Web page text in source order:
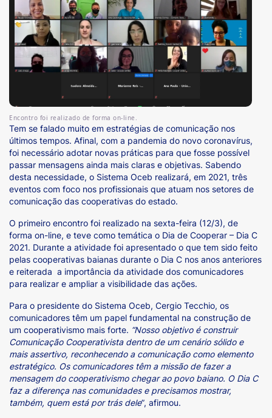
Encontro foi realizado de forma on-line.
Tem se falado muito em estratégias de comunicação nos
últimos tempos. Afinal, com a pandemia do novo coronavírus,
foi necessário adotar novas práticas para que fosse possível
passar mensagens ainda mais claras e objetivas. Sabendo
desta necessidade, o Sistema Oceb realizará, em 2021, três
eventos com foco nos profissionais que atuam nos setores de
comunicação das cooperativas do estado.
O primeiro encontro foi realizado na sexta-feira (12/3), de
forma on-line, e teve como temática o Dia de Cooperar – Dia C
2021. Durante a atividade foi apresentado o que tem sido feito
pelas cooperativas baianas durante o Dia C nos anos anteriores
e reiterada a importância da atividade dos comunicadores
para realizar e ampliar a visibilidade das ações.
Para o presidente do Sistema Oceb, Cergio Tecchio, os
comunicadores têm um papel fundamental na construção de
um cooperativismo mais forte. “Nosso objetivo é construir
Comunicação Cooperativista dentro de um cenário sólido e
mais assertivo, reconhecendo a comunicação como elemento
estratégico. Os comunicadores têm a missão de fazer a
mensagem do cooperativismo chegar ao povo baiano. O Dia C
faz a diferença nas comunidades e precisamos mostrar,
também, quem está por trás dele”, afirmou.